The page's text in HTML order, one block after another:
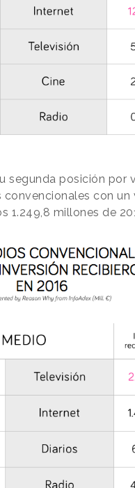
segunda posición por
con un
1.249,8 millones de